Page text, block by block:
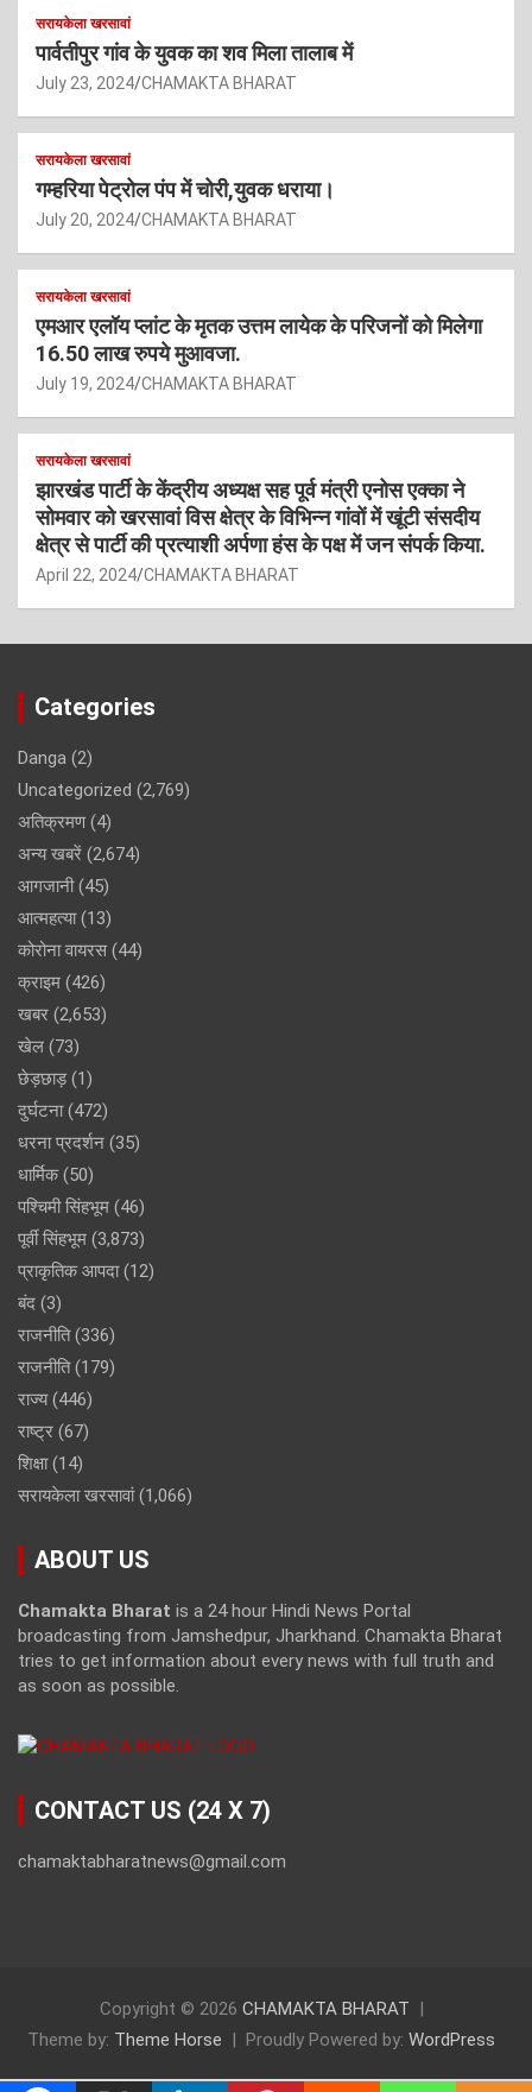
सरायकेला खरसावां
पार्वतीपुर गांव के युवक का शव मिला तालाब में
July 23, 2024 CHAMAKTA BHARAT
सरायकेला खरसावां
गम्हरिया पेट्रोल पंप में चोरी,युवक धराया।
July 20, 2024 CHAMAKTA BHARAT
सरायकेला खरसावां
एमआर एलॉय प्लांट के मृतक उत्तम लायेक के परिजनों को मिलेगा
16.50 लाख रुपये मुआवजा.
July 19, 2024 CHAMAKTA BHARAT
सरायकेला खरसावां
झारखंड पार्टी के केंद्रीय अध्यक्ष सह पूर्व मंत्री एनोस एक्का ने
सोमवार को खरसावां विस क्षेत्र के विभिन्न गांवों में खूंटी संसदीय
क्षेत्र से पार्टी की प्रत्याशी अर्पणा हंस के पक्ष में जन संपर्क किया.
April 22, 2024 CHAMAKTA BHARAT
Categories
Danga (2)
Uncategorized (2,769)
अतिक्रमण(4)
अन्य खबरें (2,674)
आगजानी(45)
आत्महत्या(13)
कोरोना वायरस (44)
क्राइम (426)
खबर (2,653)
खेल (73)
छेड़छाड़(1)
दुर्घटना(472)
धरना प्रदर्शन (35)
धार्मिक(50)
पश्चिमी सिंहभूम (46)
पूर्वी सिंहभूम (3,873)
प्राकृतिक आपदा(12)
बंद (3)
राजनीति(336)
राजनीति(179)
राज्य(446)
राष्ट्र (67)
शिक्षा(14)
सरायकेला खरसावां(1,066)
ABOUT US
Chamakta Bharat is a 24 hour Hindi News Portal
broadcasting from Jamshedpur, Jharkhand. Chamakta Bharat
tries to get information about every news with full truth and
as soon as possible.
CONTACT US (24 X 7)
chamaktabharatnews@gmail.com
Copyright © 2026 CHAMAKTA BHARAT
Theme by: Theme Horse Proudly Powered by: WordPress